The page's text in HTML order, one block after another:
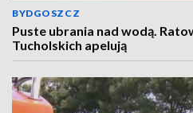
BYDGOSZCZ
Puste ubrania nad wodą.
Tucholskich apelują